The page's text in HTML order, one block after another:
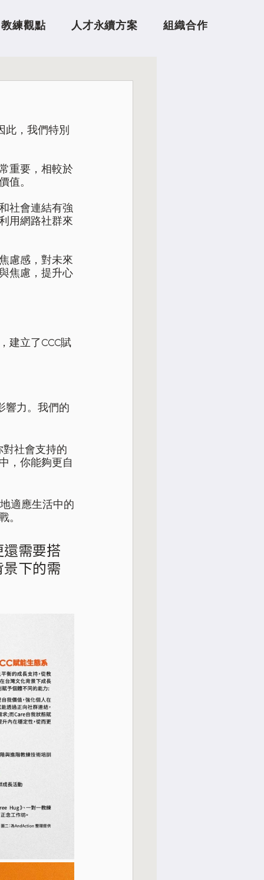
教練觀點 人才永續方案 組織合作
此，我們特別
重要，相較於
值。
社會連結有強
用網路社群來
慮感，對未來
焦慮，提升心
建立了CCC賦
響力。我們的
社會支持的
，你能夠更自
適應生活中的
。
需要搭
下的需